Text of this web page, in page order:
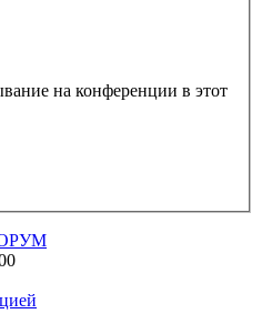
на конференции в этот